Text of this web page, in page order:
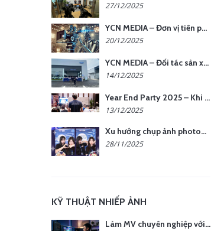
27/12/2025
YCN MEDIA – Đơn vị tiên phong sản xuất hình ảnh & âm thanh bằng AI tại Hà Nội
20/12/2025
YCN MEDIA – Đối tác sản xuất hình ảnh chuyên nghiệp cho doanh nghiệp tại Hà Nội
14/12/2025
Year End Party 2025 – Khi Khoảnh Khắc Trở Thành Dấu Ấn | Gói Ưu Đãi Tháng 12 Từ YCN Media
13/12/2025
Xu hướng chụp ảnh photobooth tại các sự kiện hiện nay
28/11/2025
KỸ THUẬT NHIẾP ẢNH
Làm MV chuyên nghiệp với chi phí tối ưu: nên chọn quay thực tế hay video AI?